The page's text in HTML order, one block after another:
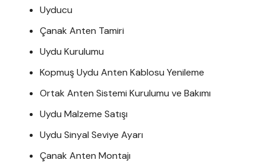
Uyducu
Çanak Anten Tamiri
Uydu Kurulumu
Kopmuş Uydu Anten Kablosu Yenileme
Ortak Anten Sistemi Kurulumu ve Bakımı
Uydu Malzeme Satışı
Uydu Sinyal Seviye Ayarı
Çanak Anten Montajı